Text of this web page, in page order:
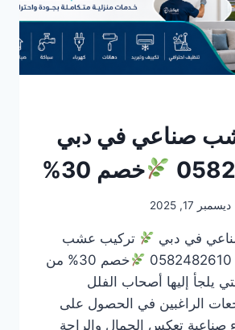
صناعي في دبي
خصم 30%
ديسمبر 17, 2025
في دبي
تركيب عشب
خصم 30% من
يلجأ إليها أصحاب الفلل
الراغبين في الحصول على
تعكس الجمال والراحة